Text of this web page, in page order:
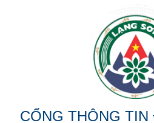
CỔNG THÔNG